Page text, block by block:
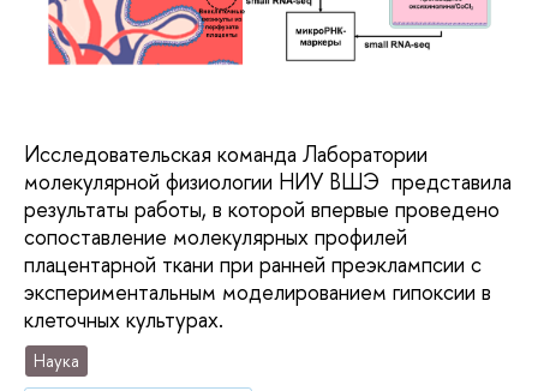
Исследовательская команда Лаборатории
молекулярной физиологии НИУ ВШЭ представила
результаты работы, в которой впервые проведено
сопоставление молекулярных профилей
плацентарной ткани при ранней преэклампсии с
экспериментальным моделированием гипоксии в
клеточных культурах.
Наука